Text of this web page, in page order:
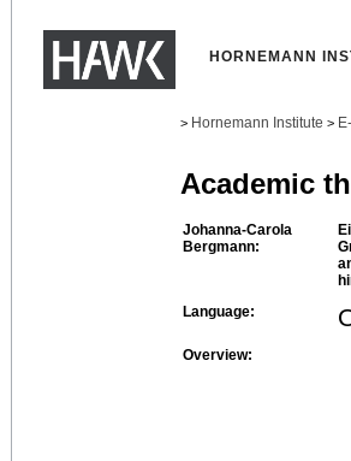
HORNEMANN
> Hornemann Institute >
Academic
Johanna-Carola
Bergmann:
Language:
Overview: